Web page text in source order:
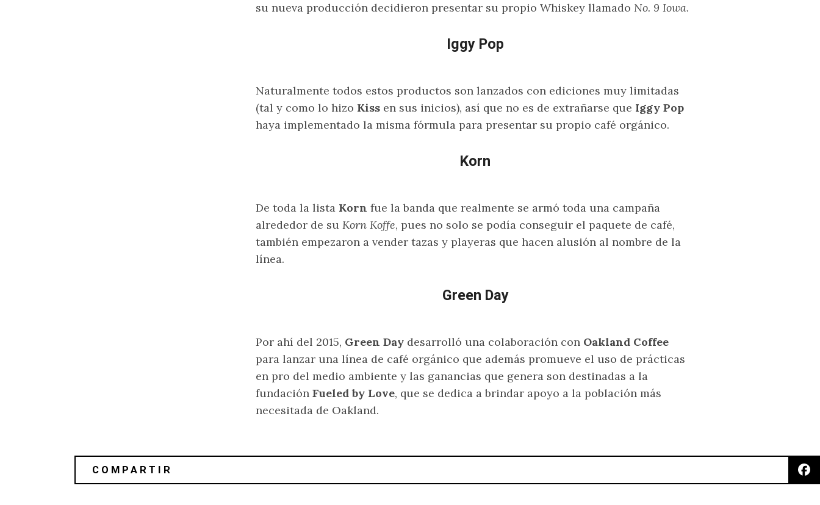
su nueva producción decidieron presentar su propio Whiskey llamado No. 9 Iowa.
Iggy Pop
Naturalmente todos estos productos son lanzados con ediciones muy limitadas
(tal y como lo hizo Kiss en sus inicios), así que no es de extrañarse que Iggy Pop
haya implementado la misma fórmula para presentar su propio café orgánico.
Korn
De toda la lista Korn fue la banda que realmente se armó toda una campaña
alrededor de su Korn Koffe, pues no solo se podía conseguir el paquete de café,
también empezaron a vender tazas y playeras que hacen alusión al nombre de la
línea.
Green Day
Por ahí del 2015, Green Day desarrolló una colaboración con Oakland Coffee
para lanzar una línea de café orgánico que además promueve el uso de prácticas
en pro del medio ambiente y las ganancias que genera son destinadas a la
fundación Fueled by Love, que se dedica a brindar apoyo a la población más
necesitada de Oakland.